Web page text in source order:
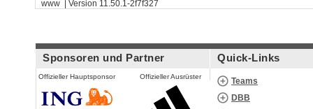
www | Version 11.50.1-2f7f327
Sponsoren und Partner
Offizieller Hauptsponsor Offizieller Ausrüster
Quick-Links
Teams
DBB